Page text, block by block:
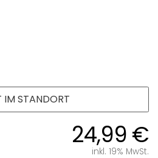
24,99 €
inkl. 19% MwSt.
IM STANDORT